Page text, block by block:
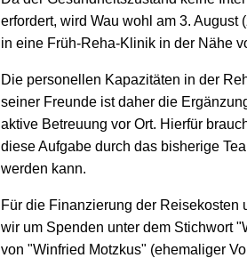
erfordert, wird Wau wohl am 3. August
in eine Früh-Reha-Klinik in der Nähe
Die personellen Kapazitäten in der
seiner Freunde ist daher die
aktive Betreuung vor Ort. Hierfür
diese Aufgabe durch das bisherige
werden kann.
Für die Finanzierung der Reisekosten
wir um Spenden unter dem Stichwort
von "Winfried Motzkus" (ehemaliger